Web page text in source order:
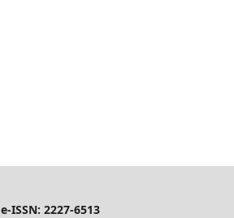
e-ISSN: 2227-6513